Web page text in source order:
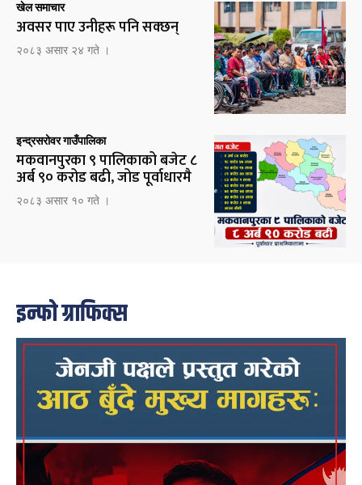
खेल समाचार
अवसर पाए उनीहरू पनि सक्छन्
२०८३ असार २४ गते ।
इन्द्रसरोवर गाउँपालिका
मकवानपुरका ९ पालिकाको बजेट ८
अर्ब ९० करोड बढी, जोड पूर्वाधारमै
२०८३ असार १० गते ।
इन्फो ग्राफिक्स